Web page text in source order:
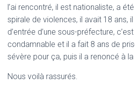
l’ai rencontré, il est nationaliste, a
spirale de violences, il avait 18 ans,
d’entrée d’une sous-préfecture,
condamnable et il a fait 8 ans de
sévère pour ça, puis il a renoncé à
Nous voilà rassurés.